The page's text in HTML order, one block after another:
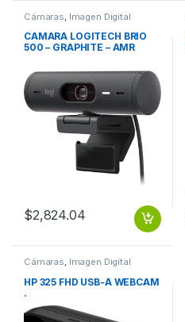
Cámaras Imagen Digital
CAMARA LOGITECH BRIO
500 – GRAPHITE – AMR
$2,824.04
Cámaras, Imagen Digital
HP 325 FHD USB-A WEBCAM
.